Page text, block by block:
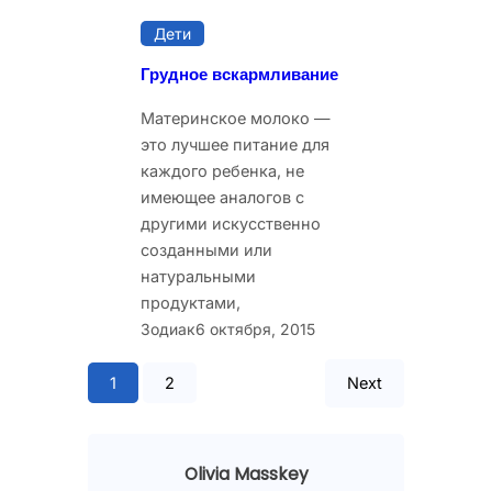
Дети
Грудное вскармливание
Материнское молоко —
это лучшее питание для
каждого ребенка, не
имеющее аналогов с
другими искусственно
созданными или
натуральными
продуктами,
Зодиак6 октября, 2015
1 2 Next
Olivia Masskey